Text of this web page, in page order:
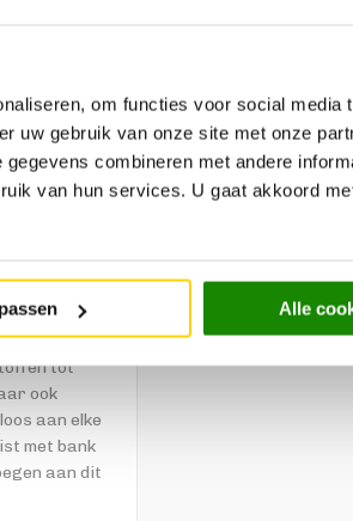
om functies voor social media
uw gebruik van onze site met onze
combineren met andere
van hun services. U gaat akkoord
Alle
en stijl in
biedt
biedt het
tot
ook
aan elke
met bank
aan dit